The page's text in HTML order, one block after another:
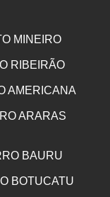
MINEIRO
RIBEIRÃO
AMERICANA
ARARAS
BAURU
BOTUCATU